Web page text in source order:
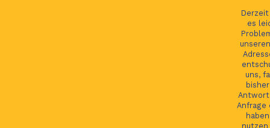
es
uns,
Antwort
Anfrage
nutzen